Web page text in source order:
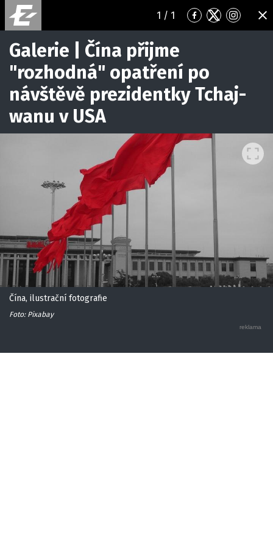
1 / 1
Přejít
na
Přejít
na
Přejít
na
Galerie | Čína přijme
"rozhodná" opatření po
návštěvě prezidentky Tchaj-
wanu v USA
Čína, ilustrační fotografie
Foto: Pixabay